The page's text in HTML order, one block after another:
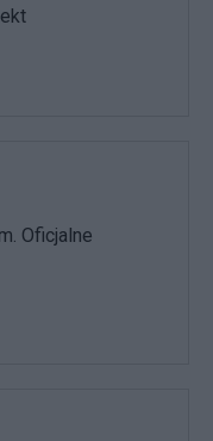
Oficjalne